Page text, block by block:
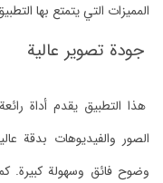
المميزات التي يتمتع بها
جودة تصوير عالية
هذا التطبيق يقدم أداة
وضوح فائق وسهولة كبيرة.